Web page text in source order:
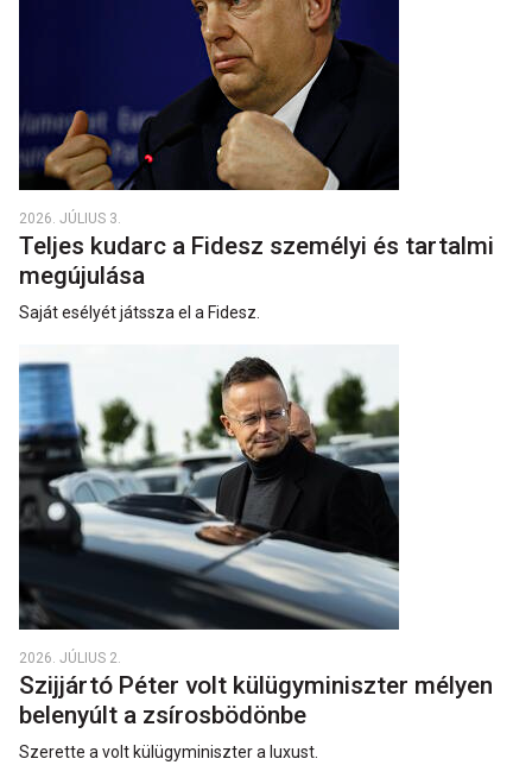
2026. JÚLIUS 3.
Teljes kudarc a Fidesz személyi és tartalmi
megújulása
Saját esélyét játssza el a Fidesz.
2026. JÚLIUS 2.
Szijjártó Péter volt külügyminiszter mélyen
belenyúlt a zsírosbödönbe
Szerette a volt külügyminiszter a luxust.